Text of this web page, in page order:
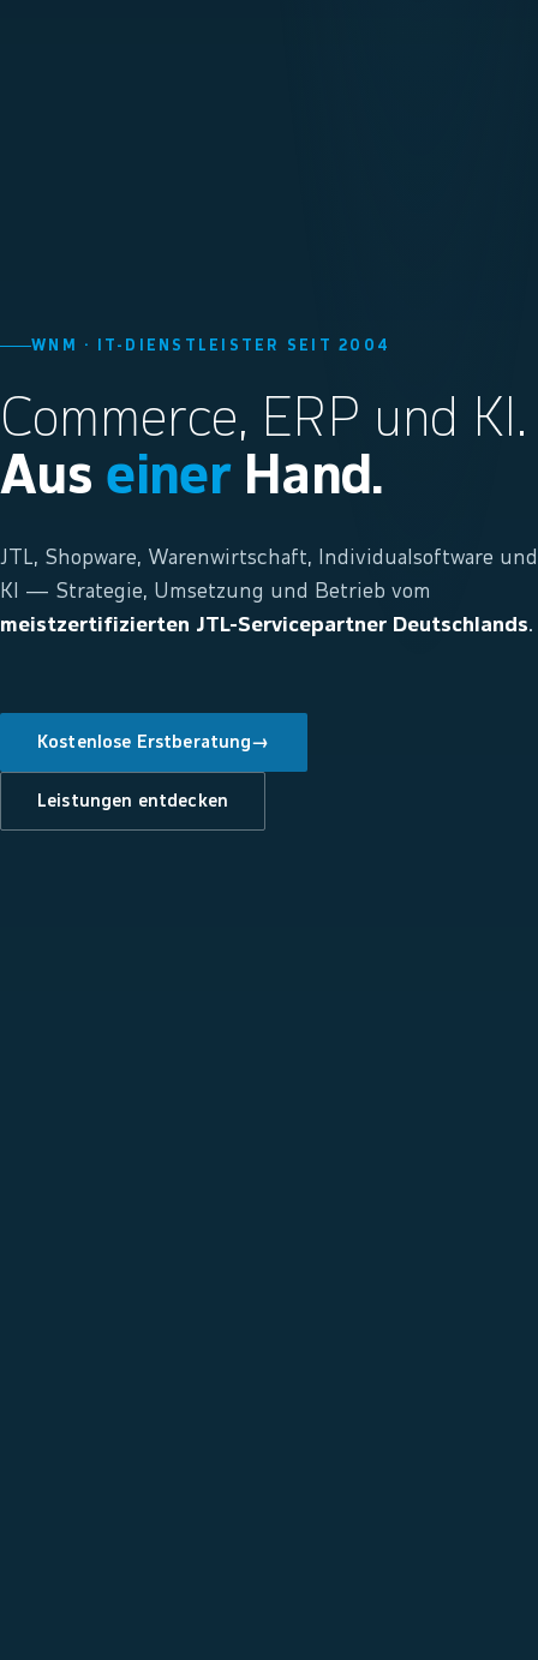
WNM · IT-DIENSTLEISTER SEIT 2004
Commerce, ERP und KI.
Aus einerHand.
JTL, Shopware, Warenwirtschaft, Individualsoftware und
KI — Strategie, Umsetzung und Betrieb vom
meistzertifizierten JTL-Servicepartner Deutschlands.
Kostenlose Erstberatung→
Leistungen entdecken